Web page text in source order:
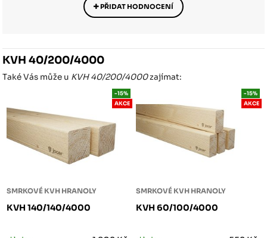
PŘIDAT HODNOCENÍ
KVH 40/200/4000
Také Vás může u KVH 40/200/4000zajímat:
SMRKOVÉ KVH HRANOLY
KVH 140/140/4000
-15%
AKCE
SMRKOVÉ KVH HRANOLY
KVH 60/100/4000
-15%
AKCE